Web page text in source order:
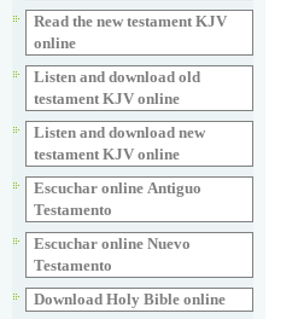
Read the new testament KJV
online
Listen and download old
testament KJV online
Listen and download new
testament KJV online
Escuchar online Аntiguo
Testamento
Escuchar online Nuevo
Testamento
Download Holy Bible online